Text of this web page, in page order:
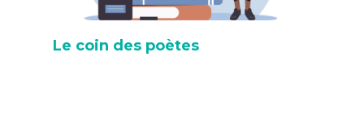
Le coin des poètes